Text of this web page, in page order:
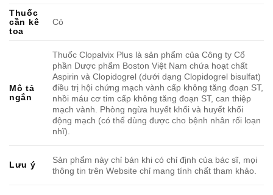
Thuốc
cần kê
toa
Có
Mô tả
ngắn
Thuốc Clopalvix Plus là sản phẩm của Công ty Cổ
phần Dược phẩm Boston Việt Nam chứa hoạt chất
Aspirin và Clopidogrel (dưới dạng Clopidogrel bisulfat)
điều trị hội chứng mạch vành cấp không tăng đoạn ST,
nhồi máu cơ tim cấp không tăng đoạn ST, can thiệp
mạch vành. Phòng ngừa huyết khối và huyết khối
động mạch (có thể dùng được cho bệnh nhân rối loạn
nhĩ).
Lưu ý
Sản phẩm này chỉ bán khi có chỉ định của bác sĩ, mọi
thông tin trên Website chỉ mang tính chất tham khảo.